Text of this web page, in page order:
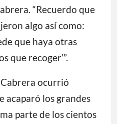
“Recuerdo que
algo así como:
que haya otras
que recoger’”.
ocurrió
acaparó los grandes
parte de los cientos